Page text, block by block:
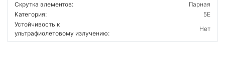
Скрутка элементов:
Парная
Категория:
5E
Устойчивость к
ультрафиолетовому излучению:
Нет